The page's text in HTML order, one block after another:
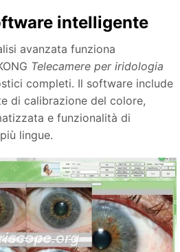
intelligente
avanzata funziona
Telecamere per iridologia
completi. Il software include
di calibrazione del colore,
e funzionalità di
lingue.